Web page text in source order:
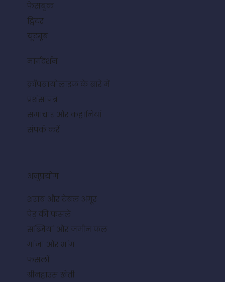
फेसबुक
ट्विटर
यूट्यूब
मार्गदर्शन
क्रॉपबायोलाइफ के बारे में
प्रशंसापत्र
समाचार और कहानियां
संपर्क करें
अनुप्रयोग
शराब और टेबल अंगूर
पेड़ की फसलें
सब्जियां और जमीन फल
गांजा और भांग
फसलों
ग्रीनहाउस खेती